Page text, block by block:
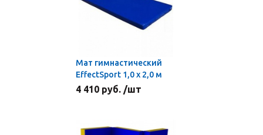
Мат гимнастический
EffectSport 1,0 х 2,0 м
4 410 руб. /шт